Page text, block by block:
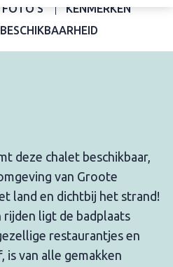
FOTO'S
KENMERKEN
BESCHIKBAARHEID
deze chalet beschikbaar,
van Groote
land en dichtbij het strand!
ligt de badplaats
restaurantjes en
is van alle gemakken